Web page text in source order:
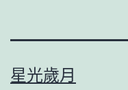
星光歲月